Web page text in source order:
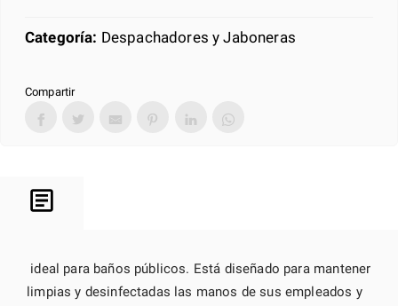
Categoría: Despachadores y Jaboneras
Compartir
ideal para baños públicos. Está diseñado para mantener
limpias y desinfectadas las manos de sus empleados y